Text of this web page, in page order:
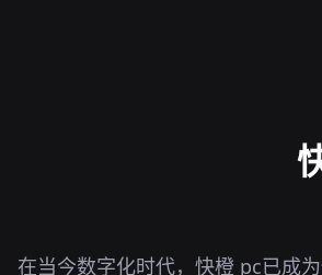
在当今数字化时代，快橙 pc已成